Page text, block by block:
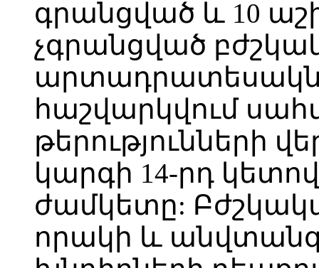
գրանցված և 10
չգրանցված
հաշվարկվում
թերությունների
կարգի 14-րդ
ժամկետը:
որակի և